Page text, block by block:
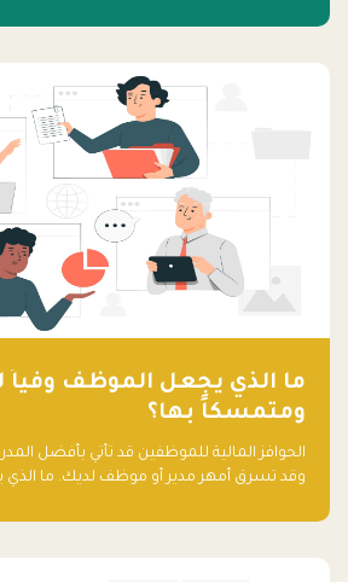
ما الذي يجعل الموظف وفياً
ومتمسكاً بها؟
الحوافز المالية للموظفين قد تأتي بأفضل
وقد تسرق أمهر مدير أو موظف لديك. ما